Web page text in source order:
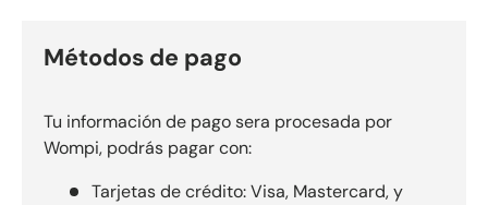
Métodos de pago
Tu información de pago sera procesada por
Wompi, podrás pagar con:
Tarjetas de crédito: Visa, Mastercard, y